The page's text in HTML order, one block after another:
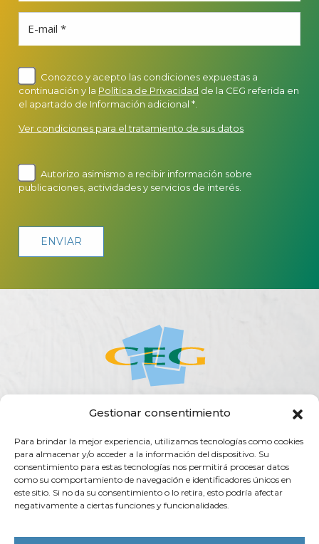
Gestionar consentimiento
Para brindar la mejor experiencia, utilizamos tecnologías como cookies
para almacenar y/o acceder a la información del dispositivo. Su
consentimiento para estas tecnologías nos permitirá procesar datos
como su comportamiento de navegación e identificadores únicos en
este sitio. Si no da su consentimiento o lo retira, esto podría afectar
negativamente a ciertas funciones y funcionalidades.
E-mail *
Conozco y acepto las condiciones expuestas a
continuación y la Política de Privacidad de la CEG referida en
el apartado de Información adicional *.
Ver condiciones para el tratamiento de sus datos
Autorizo asimismo a recibir información sobre
publicaciones, actividades y servicios de interés.
SERVICIOS
TRANSPARENCIA CONTACTO
Rúa do Vilar, 54 - 15705
Santiago de Compostela (España)
info@ceg.es
T. (+34) 981 555 888 F. (+34) 981 555 882